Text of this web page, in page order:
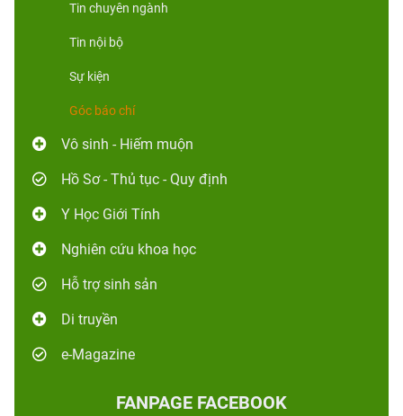
Tin chuyên ngành
Tin nội bộ
Sự kiện
Góc báo chí
Vô sinh - Hiếm muộn
Hồ Sơ - Thủ tục - Quy định
Y Học Giới Tính
Nghiên cứu khoa học
Hỗ trợ sinh sản
Di truyền
e-Magazine
FANPAGE FACEBOOK